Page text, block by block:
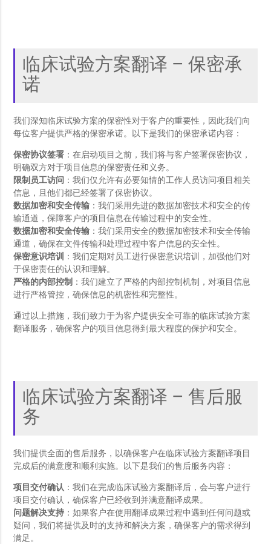
临床试验方案翻译 – 保密承
诺
我们深知临床试验方案的保密性对于客户的重要性，因此我们向
每位客户提供严格的保密承诺。以下是我们的保密承诺内容：
保密协议签署 ：在启动项目之前，我们将与客户签署保密协议，
明确双方对于项目信息的保密责任和义务。
限制员工访问
：我们仅允许有必要知情的工作人员访问项目相关
信息，且他们都已经签署了保密协议。
数据加密和安全传输 ：我们采用先进的数据加密技术和安全的传
输通道，保障客户的项目信息在传输过程中的安全性。
数据加密和安全传输 ：我们采用安全的数据加密技术和安全传输
通道，确保在文件传输和处理过程中客户信息的安全性。
保密意识培训
：我们定期对员工进行保密意识培训，加强他们对
于保密责任的认识和理解。
严格的内部控制 ：我们建立了严格的内部控制机制，对项目信息
进行严格管控，确保信息的机密性和完整性。
通过以上措施，我们致力于为客户提供安全可靠的临床试验方案
翻译服务，确保客户的项目信息得到最大程度的保护和安全。
临床试验方案翻译 – 售后服
务
我们提供全面的售后服务，以确保客户在临床试验方案翻译项目
完成后的满意度和顺利实施。以下是我们的售后服务内容：
项目交付确认 ：我们在完成临床试验方案翻译后，会与客户进行
项目交付确认，确保客户已经收到并满意翻译成果。
问题解决支持 ：如果客户在使用翻译成果过程中遇到任何问题或
疑问，我们将提供及时的支持和解决方案，确保客户的需求得到
满足。